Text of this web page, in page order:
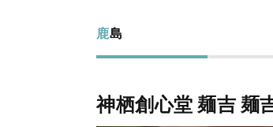
鹿島
神栖創心堂 麺吉 麺